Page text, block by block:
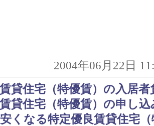
2004年06月22日
貸住宅（特優賃）の入居者
貸住宅（特優賃）の申し
くなる特定優良賃貸住宅